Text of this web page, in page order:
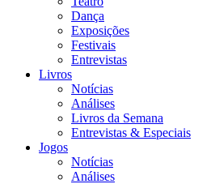
Dança
Exposições
Festivais
Entrevistas
Livros
Notícias
Análises
Livros da Semana
Entrevistas & Especiais
Jogos
Notícias
Análises